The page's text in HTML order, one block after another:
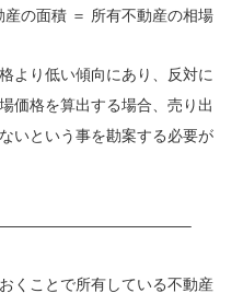
の面積 ＝ 所有不動産の相場
より低い傾向にあり、反対に
価格を算出する場合、売り出
いという事を勘案する必要が
くことで所有している不動産